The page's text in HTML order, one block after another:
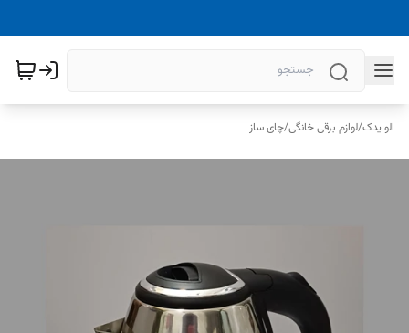
الو یدک/لوازم برقی خانگی/چای ساز